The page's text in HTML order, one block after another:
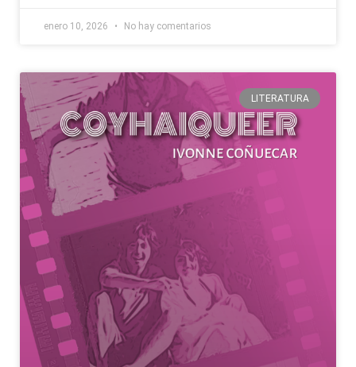
enero 10, 2026 No hay comentarios
LITERATURA